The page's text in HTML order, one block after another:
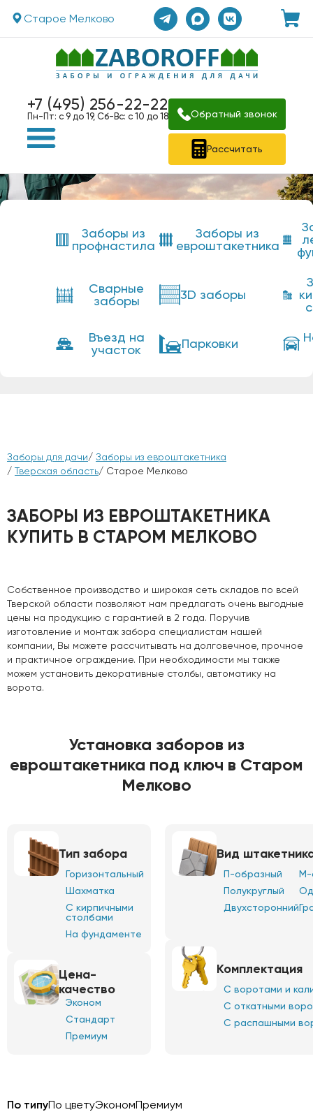
Старое Мелково
+7 (495) 256-22-22
Пн-Пт: с 9 до 19, Сб-Вс: с 10 до 18 Обратный звонок
Рассчитать
Заборы из
профнастила
Заборы из
евроштакетника
Сварные
заборы
3D заборы
Въезд на
участок
Парковки
Заборы для дачи/ Заборы из евроштакетника
/ Тверская область/ Старое Мелково
ЗАБОРЫ ИЗ ЕВРОШТАКЕТНИКА
КУПИТЬ В СТАРОМ МЕЛКОВО
Собственное производство и широкая сеть складов по всей
Тверской области позволяют нам предлагать очень выгодные
цены на продукцию с гарантией в 2 года. Поручив
изготовление и монтаж забора специалистам нашей
компании, Вы можете рассчитывать на долговечное, прочное
и практичное ограждение. При необходимости мы также
можем установить декоративные столбы, автоматику на
ворота.
Установка заборов из
евроштакетника под ключ в Старом
Мелково
Тип забора
Горизонтальный
Шахматка
С кирпичными
столбами
На фундаменте
Цена-
качество
Эконом
Стандарт
Премиум
Вид
П-образный
М-
Полукруглый
Двухсторонний
Комплектация
С воротами и
С откатными
С распашными
По типуПо цветуЭкономПремиум